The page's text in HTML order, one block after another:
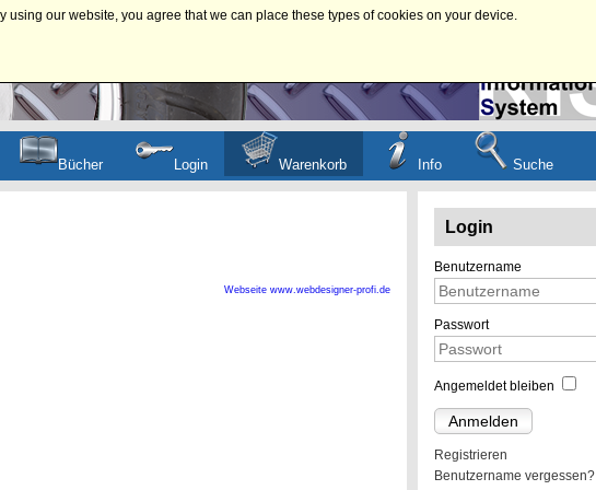
Bücher Login Warenkorb Info Suche
Webseite www.webdesigner-profi.de
Login
Benutzername
Passwort
Angemeldet bleiben
Anmelden
Registrieren
Benutzername vergessen?
our website, you agree that we can place these types of cookies on your device.